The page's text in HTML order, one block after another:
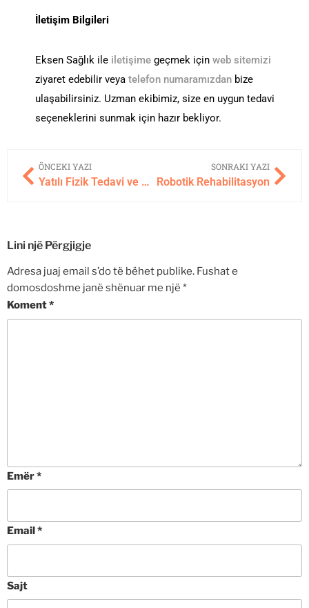
İletişim Bilgileri
Eksen Sağlık ile iletişime geçmek için web sitemizi
ziyaret edebilir veya telefon numaramızdan bize
ulaşabilirsiniz. Uzman ekibimiz, size en uygun tedavi
seçeneklerini sunmak için hazır bekliyor.
ÖNCEKI YAZI
Yatılı Fizik Tedavi ve Rehabilitasyon Hizmeti
SONRAKI YAZI
Robotik Rehabilitasyon
Lini një Përgjigje
Adresa juaj email s’do të bëhet publike. Fushat e
domosdoshme janë shënuar me një *
Koment*
Emër*
Email*
Sajt